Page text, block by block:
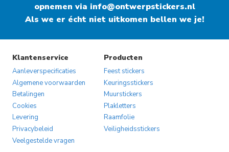
opnemen via info@ontwerpstickers.nl
Als we er écht niet uitkomen bellen we je!
Klantenservice
Aanleverspecificaties
Algemene voorwaarden
Betalingen
Cookies
Levering
Privacybeleid
Veelgestelde vragen
Producten
Feest stickers
Keuringsstickers
Muurstickers
Plakletters
Raamfolie
Veiligheidsstickers